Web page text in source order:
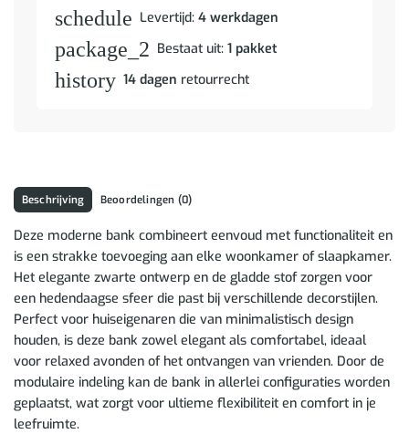
schedule Levertijd: 4 werkdagen
package_2 Bestaat uit: 1 pakket
history 14 dagen retourrecht
Beschrijving Beoordelingen (0)
Deze moderne bank combineert eenvoud met functionaliteit en
is een strakke toevoeging aan elke woonkamer of slaapkamer.
Het elegante zwarte ontwerp en de gladde stof zorgen voor
een hedendaagse sfeer die past bij verschillende decorstijlen.
Perfect voor huiseigenaren die van minimalistisch design
houden, is deze bank zowel elegant als comfortabel, ideaal
voor relaxed avonden of het ontvangen van vrienden. Door de
modulaire indeling kan de bank in allerlei configuraties worden
geplaatst, wat zorgt voor ultieme flexibiliteit en comfort in je
leefruimte.